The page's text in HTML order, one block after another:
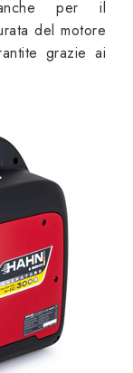
per il
del motore
grazie ai